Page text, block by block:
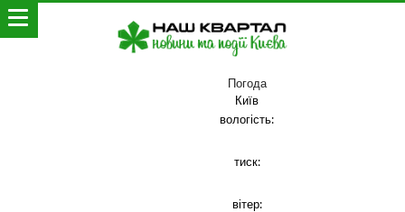
Погода
Київ
вологість:
тиск:
вітер: